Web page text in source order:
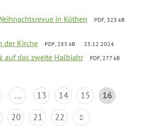
in Köthen
PDF, 323 kB
der Kirche PDF, 283 kB 23.12.2024
auf das zweite Halbjahr
PDF, 277 kB
... 13 14 15
16
20 21 22